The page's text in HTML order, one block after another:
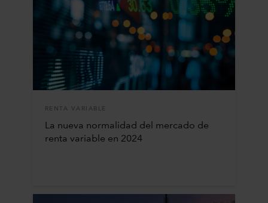
RENTA VARIABLE
La nueva normalidad del mercado de
renta variable en 2024